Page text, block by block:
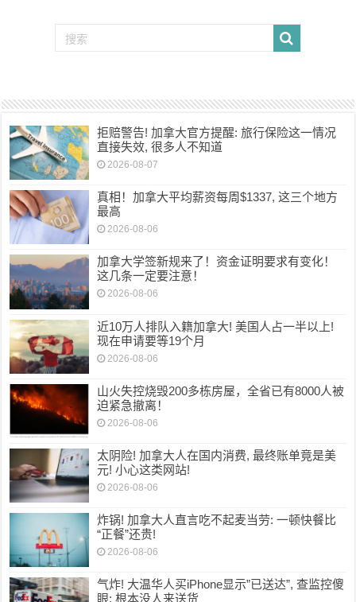
拒赔警告! 加拿大官方提醒: 旅行保险这一情况
直接失效, 很多人不知道
2026-08-07
真相！加拿大平均薪资每周$1337, 这三个地方
最高
2026-08-06
加拿大学签新规来了！资金证明要求有变化！
这几条一定要注意！
2026-08-06
近10万人排队入籍加拿大! 美国人占一半以上!
现在申请要等19个月
2026-08-06
山火失控烧毁200多栋房屋，全省已有8000人被
迫紧急撤离！
2026-08-06
太阴险! 加拿大人在国内消费, 最终账单竟是美
元! 小心这类网站!
2026-08-06
炸锅! 加拿大人直言吃不起麦当劳: 一顿快餐比
“正餐”还贵!
2026-08-06
气炸! 大温华人买iPhone显示”已送达”, 查监控傻
眼: 根本没人来送货